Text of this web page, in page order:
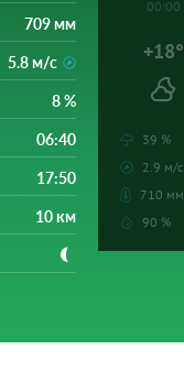
709 мм
5.8 м/с
8 %
06:40
17:50
10 км
00:00
+18°
39 %
2.9 м/с
710 мм
90 %